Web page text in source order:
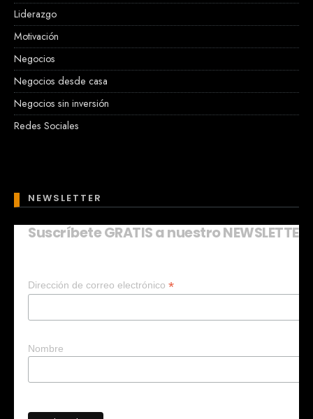
Liderazgo
Motivación
Negocios
Negocios desde casa
Negocios sin inversión
Redes Sociales
NEWSLETTER
Suscríbete GRATIS a nuestro NEWSLETTER
Dirección de correo electrónico *
Nombre
¿Quieres que te ayude a crear un